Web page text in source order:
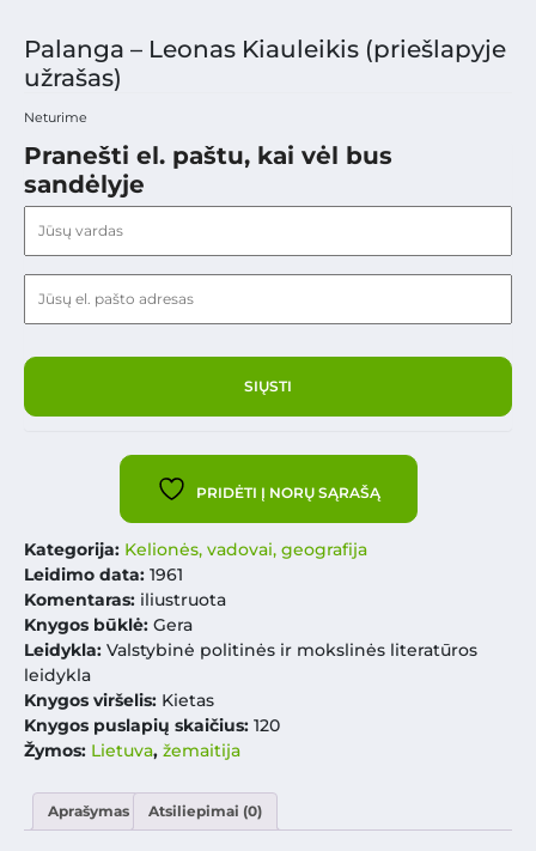
Palanga – Leonas Kiauleikis (priešlapyje
užrašas)
Neturime
Pranešti el. paštu, kai vėl bus
sandėlyje
PRIDĖTI Į NORŲ SĄRAŠĄ
Kategorija: Kelionės, vadovai, geografija
Leidimo data: 1961
Komentaras: iliustruota
Knygos būklė: Gera
Leidykla: Valstybinė politinės ir mokslinės literatūros
leidykla
Knygos viršelis: Kietas
Knygos puslapių skaičius: 120
Žymos: Lietuva, žemaitija
Aprašymas Atsiliepimai (0)